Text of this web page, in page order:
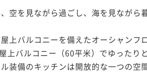
空を見ながら過ごし、海を見ながら
上バルコニーを備えたオーシャン
バルコニー（60平米）でゆったり
装備のキッチンは開放的な一つの空